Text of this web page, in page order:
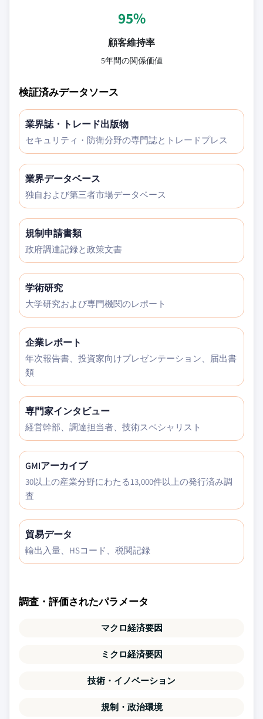
95%
顧客維持率
5年間の関係価値
検証済みデータソース
業界誌・トレード出版物
セキュリティ・防衛分野の専門誌とトレードプレス
業界データベース
独自および第三者市場データベース
規制申請書類
政府調達記録と政策文書
学術研究
大学研究および専門機関のレポート
企業レポート
年次報告書、投資家向けプレゼンテーション、届出書
類
専門家インタビュー
経営幹部、調達担当者、技術スペシャリスト
GMIアーカイブ
30以上の産業分野にわたる13,000件以上の発行済み調
査
貿易データ
輸出入量、HSコード、税関記録
調査・評価されたパラメータ
マクロ経済要因
ミクロ経済要因
技術・イノベーション
規制・政治環境